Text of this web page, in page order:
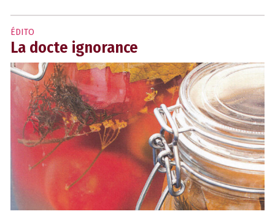
ÉDITO
La docte ignorance